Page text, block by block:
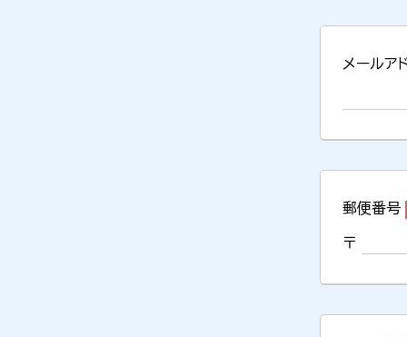
メールア
郵便番号
〒